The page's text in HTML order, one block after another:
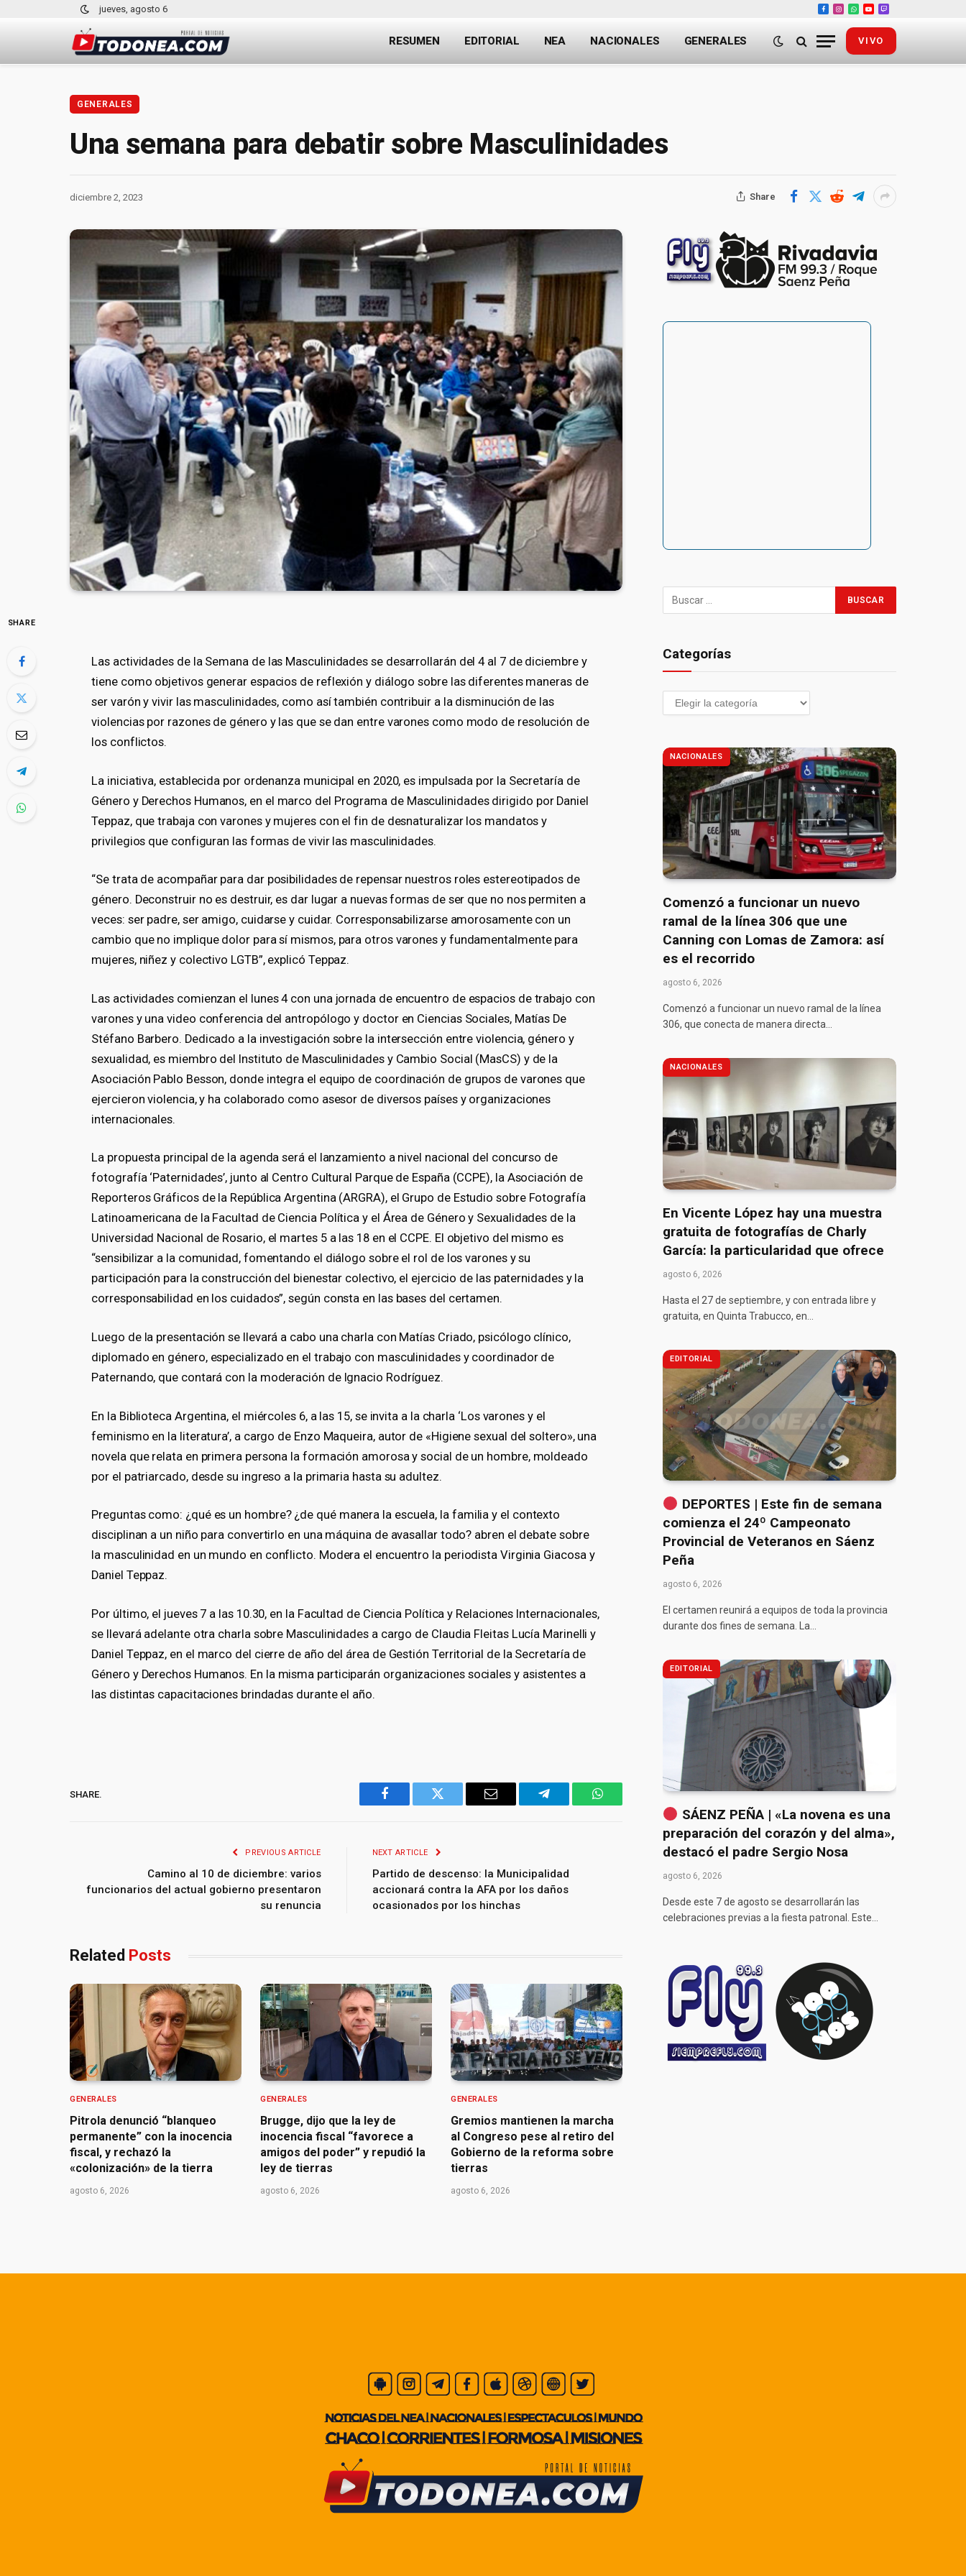
jueves, agosto 6
Facebook
Instagram
WhatsApp
YouTube
Twitch
RESUMEN EDITORIAL NEA NACIONALES GENERALES VIVO
GENERALES
Una semana para debatir sobre Masculinidades
diciembre 2, 2023 Share
SHARE
Las actividades de la Semana de las Masculinidades se desarrollarán del 4 al 7 de diciembre y
tiene como objetivos generar espacios de reflexión y diálogo sobre las diferentes maneras de
ser varón y vivir las masculinidades, como así también contribuir a la disminución de las
violencias por razones de género y las que se dan entre varones como modo de resolución de
los conflictos.
La iniciativa, establecida por ordenanza municipal en 2020, es impulsada por la Secretaría de
Género y Derechos Humanos, en el marco del Programa de Masculinidades dirigido por Daniel
Teppaz, que trabaja con varones y mujeres con el fin de desnaturalizar los mandatos y
privilegios que configuran las formas de vivir las masculinidades.
“Se trata de acompañar para dar posibilidades de repensar nuestros roles estereotipados de
género. Deconstruir no es destruir, es dar lugar a nuevas formas de ser que no nos permiten a
veces: ser padre, ser amigo, cuidarse y cuidar. Corresponsabilizarse amorosamente con un
cambio que no implique dolor para sí mismos, para otros varones y fundamentalmente para
mujeres, niñez y colectivo LGTB”, explicó Teppaz.
Las actividades comienzan el lunes 4 con una jornada de encuentro de espacios de trabajo con
varones y una video conferencia del antropólogo y doctor en Ciencias Sociales, Matías De
Stéfano Barbero. Dedicado a la investigación sobre la intersección entre violencia, género y
sexualidad, es miembro del Instituto de Masculinidades y Cambio Social (MasCS) y de la
Asociación Pablo Besson, donde integra el equipo de coordinación de grupos de varones que
ejercieron violencia, y ha colaborado como asesor de diversos países y organizaciones
internacionales.
La propuesta principal de la agenda será el lanzamiento a nivel nacional del concurso de
fotografía ‘Paternidades’, junto al Centro Cultural Parque de España (CCPE), la Asociación de
Reporteros Gráficos de la República Argentina (ARGRA), el Grupo de Estudio sobre Fotografía
Latinoamericana de la Facultad de Ciencia Política y el Área de Género y Sexualidades de la
Universidad Nacional de Rosario, el martes 5 a las 18 en el CCPE. El objetivo del mismo es
“sensibilizar a la comunidad, fomentando el diálogo sobre el rol de los varones y su
participación para la construcción del bienestar colectivo, el ejercicio de las paternidades y la
corresponsabilidad en los cuidados”, según consta en las bases del certamen.
Luego de la presentación se llevará a cabo una charla con Matías Criado, psicólogo clínico,
diplomado en género, especializado en el trabajo con masculinidades y coordinador de
Paternando, que contará con la moderación de Ignacio Rodríguez.
En la Biblioteca Argentina, el miércoles 6, a las 15, se invita a la charla ‘Los varones y el
feminismo en la literatura’, a cargo de Enzo Maqueira, autor de «Higiene sexual del soltero», una
novela que relata en primera persona la formación amorosa y social de un hombre, moldeado
por el patriarcado, desde su ingreso a la primaria hasta su adultez.
Preguntas como: ¿qué es un hombre? ¿de qué manera la escuela, la familia y el contexto
disciplinan a un niño para convertirlo en una máquina de avasallar todo? abren el debate sobre
la masculinidad en un mundo en conflicto. Modera el encuentro la periodista Virginia Giacosa y
Daniel Teppaz.
Por último, el jueves 7 a las 10.30, en la Facultad de Ciencia Política y Relaciones Internacionales,
se llevará adelante otra charla sobre Masculinidades a cargo de Claudia Fleitas Lucía Marinelli y
Daniel Teppaz, en el marco del cierre de año del área de Gestión Territorial de la Secretaría de
Género y Derechos Humanos. En la misma participarán organizaciones sociales y asistentes a
las distintas capacitaciones brindadas durante el año.
SHARE.
Facebook Twitter Email Telegram WhatsApp
PREVIOUS ARTICLE
Camino al 10 de diciembre: varios
funcionarios del actual gobierno presentaron
su renuncia
NEXT ARTICLE
Partido de descenso: la Municipalidad
accionará contra la AFA por los daños
ocasionados por los hinchas
Related Posts
GENERALES
Pitrola denunció “blanqueo
permanente” con la inocencia
fiscal, y rechazó la
«colonización» de la tierra
agosto 6, 2026
GENERALES
Brugge, dijo que la ley de
inocencia fiscal “favorece a
amigos del poder” y repudió la
ley de tierras
agosto 6, 2026
GENERALES
Gremios mantienen la marcha
al Congreso pese al retiro del
Gobierno de la reforma sobre
tierras
agosto 6, 2026
Categorías
NACIONALES
Comenzó a funcionar un nuevo
ramal de la línea 306 que une
Canning con Lomas de Zamora: así
es el recorrido
agosto 6, 2026
Comenzó a funcionar un nuevo ramal de la línea
306, que conecta de manera directa…
NACIONALES
En Vicente López hay una muestra
gratuita de fotografías de Charly
García: la particularidad que ofrece
agosto 6, 2026
Hasta el 27 de septiembre, y con entrada libre y
gratuita, en Quinta Trabucco, en…
EDITORIAL
DEPORTES | Este fin de semana
comienza el 24º Campeonato
Provincial de Veteranos en Sáenz
Peña
agosto 6, 2026
El certamen reunirá a equipos de toda la provincia
durante dos fines de semana. La…
EDITORIAL
SÁENZ PEÑA | «La novena es una
preparación del corazón y del alma»,
destacó el padre Sergio Nosa
agosto 6, 2026
Desde este 7 de agosto se desarrollarán las
celebraciones previas a la fiesta patronal. Este…